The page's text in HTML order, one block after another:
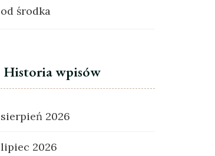
od środka
Historia wpisów
sierpień 2026
lipiec 2026